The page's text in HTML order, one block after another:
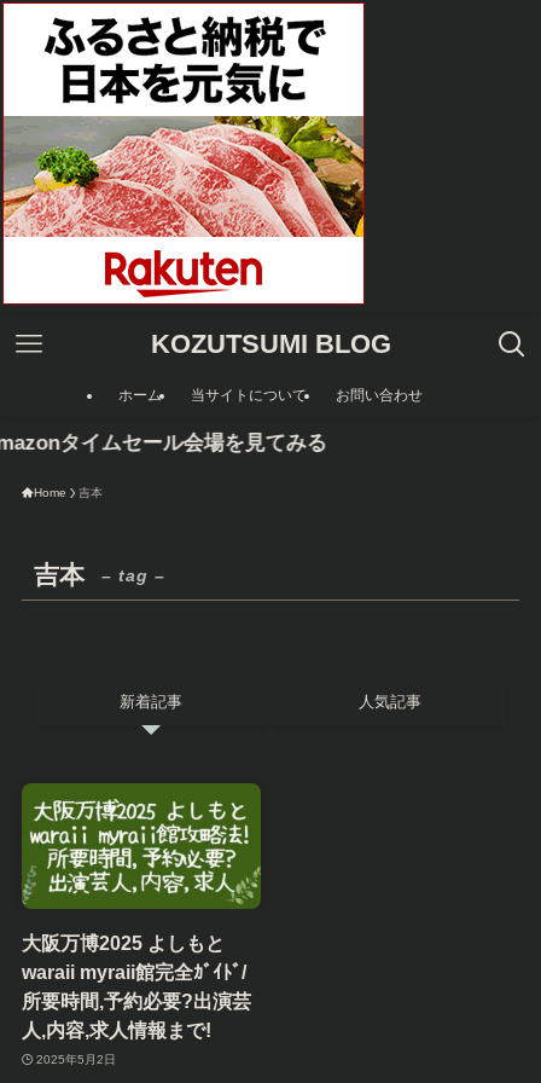
KOZUTSUMI BLOG
ホーム 当サイトについて お問い合わせ
タイムセール会場を見てみる
Home 吉本
吉本 – tag –
新着記事 人気記事
大阪万博2025 よしもと
waraii myraii館完全ｶﾞｲﾄﾞ/
所要時間,予約必要?出演芸
人,内容,求人情報まで!
2025年5月2日